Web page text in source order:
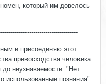
который им довелось
и присоединяю этот
превосходства человека
до неузнаваемости. "Нет
использованные познания"